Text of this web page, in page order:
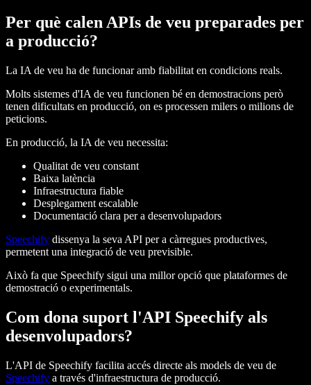
Per què calen APIs de veu preparades per
a producció?
La IA de veu ha de funcionar amb fiabilitat en condicions reals.
Molts sistemes d'IA de veu funcionen bé en demostracions però
tenen dificultats en producció, on es processen milers o milions de
peticions.
En producció, la IA de veu necessita:
Qualitat de veu constant
Baixa latència
Infraestructura fiable
Desplegament escalable
Documentació clara per a desenvolupadors
Speechify dissenya la seva API per a càrregues productives,
permetent una integració de veu previsible.
Això fa que Speechify sigui una millor opció que plataformes de
demostració o experimentals.
Com dona suport l'API Speechify als
desenvolupadors?
L'API de Speechify facilita accés directe als models de veu de
Speechify a través d'infraestructura de producció.